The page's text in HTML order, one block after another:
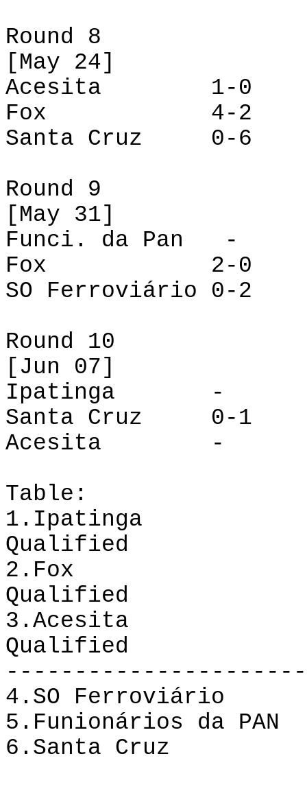
Round 8
[May 24]
Acesita
1-0
Fox
4-2
Santa Cruz
0-6
Round 9
[May 31]
Funci . da Pan
-
Fox
2-0
SO Ferroviário
0-2
Round 10
[Jun 07]
Ipatinga
-
Santa Cruz
0-1
Acesita
-
Table:
1.Ipatinga
Qualified
2.Fox
Qualified
3.Acesita
Qualified
4. SO Ferroviário
5. Funionários da PAN
6. Santa Cruz